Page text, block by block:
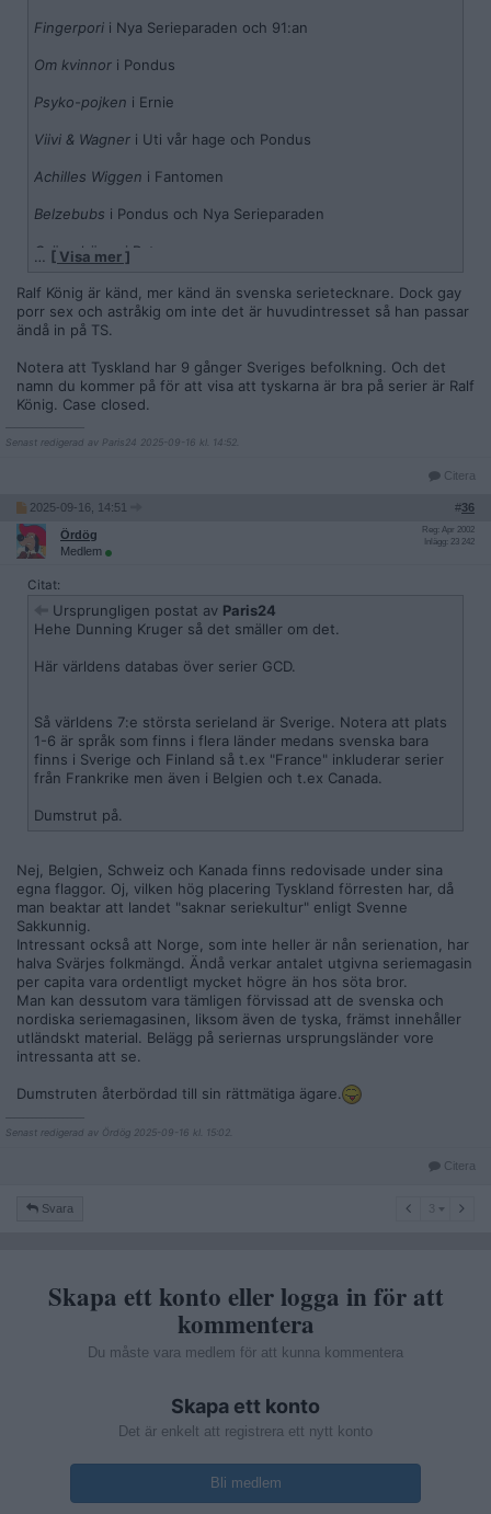
Fingerpori i Nya Serieparaden och 91:an
Om kvinnor i Pondus
Psyko-pojken i Ernie
Viivi & Wagner i Uti vår hage och Pondus
Achilles Wiggen i Fantomen
Belzebubs i Pondus och Nya Serieparaden
Gröna bönori Pyton
Starstriker i Fantomen
Säljare Säljström i Pyton och Mega-Pyton
Xellanai Fantomen
Dessutom harAngry Birds
funnits som serie, av bl.a. Kari
Korhonen:
det väl ingen av de nämnda som kan sägas ha gjort en
världssuccé, men å andra sidan, hur många svenska
seriealster har gjort det?
Om vi återgår till det tyska har Ralf Königs serier översatts till
åtminstone 15 olika språk. Hur många svenska serieskapare
kan skryta med något liknande?
https://de.wikipedia.org/wiki/Ralf_K%C3%B6nig
… [ Visa mer ]
Ralf König är känd, mer känd än svenska serietecknare. Dock gay
porr sex och astråkig om inte det är huvudintresset så han passar
ändå in på TS.
Notera att Tyskland har 9 gånger Sveriges befolkning. Och det
namn du kommer på för att visa att tyskarna är bra på serier är Ralf
König. Case closed.
Senast redigerad av Paris24 2025-09-16 kl. 14:52.
Citera
2025-09-16, 14:51 #36
Ördög
Medlem
Reg: Apr 2002
Inlägg: 23 242
Citat:
Ursprungligen postat av Paris24
Hehe Dunning Kruger så det smäller om det.
Här världens databas över serier GCD.
Så världens 7:e största serieland är Sverige. Notera att plats
1-6 är språk som finns i flera länder medans svenska bara
finns i Sverige och Finland så t.ex "France" inkluderar serier
från Frankrike men även i Belgien och t.ex Canada.
Dumstrut på.
Nej, Belgien, Schweiz och Kanada finns redovisade under sina
egna flaggor. Oj, vilken hög placering Tyskland förresten har, då
man beaktar att landet "saknar seriekultur" enligt Svenne
Sakkunnig.
Intressant också att Norge, som inte heller är nån serienation, har
halva Svärjes folkmängd. Ändå verkar antalet utgivna seriemagasin
per capita vara ordentligt mycket högre än hos söta bror.
Man kan dessutom vara tämligen förvissad att de svenska och
nordiska seriemagasinen, liksom även de tyska, främst innehåller
utländskt material. Belägg på seriernas ursprungsländer vore
intressanta att se.
Dumstruten återbördad till sin rättmätiga ägare.
Senast redigerad av Ördög 2025-09-16 kl. 15:02.
Citera
Svara 3
Skapa ett konto eller logga in för att
kommentera
Du måste vara medlem för att kunna kommentera
Skapa ett konto
Det är enkelt att registrera ett nytt konto
Bli medlem